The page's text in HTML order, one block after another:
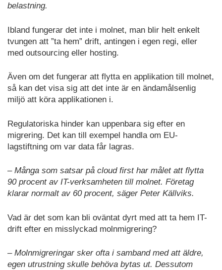
belastning.
Ibland fungerar det inte i molnet, man blir helt enkelt
tvungen att ”ta hem” drift, antingen i egen regi, eller
med outsourcing eller hosting.
Även om det fungerar att flytta en applikation till molnet,
så kan det visa sig att det inte är en ändamålsenlig
miljö att köra applikationen i.
Regulatoriska hinder kan uppenbara sig efter en
migrering. Det kan till exempel handla om EU-
lagstiftning om var data får lagras.
– Många som satsar på cloud first har målet att flytta
90 procent av IT-verksamheten till molnet. Företag
klarar normalt av 60 procent, säger Peter Källviks.
Vad är det som kan bli oväntat dyrt med att ta hem IT-
drift efter en misslyckad molnmigrering?
– Molnmigreringar sker ofta i samband med att äldre,
egen utrustning skulle behöva bytas ut. Dessutom